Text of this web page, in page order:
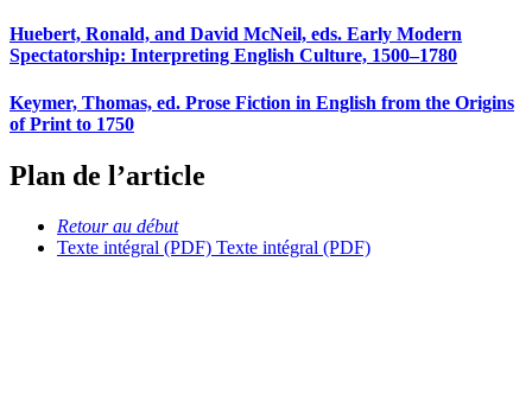
Huebert, Ronald, and David McNeil, eds. Early Modern
Spectatorship: Interpreting English Culture, 1500–1780
Keymer, Thomas, ed. Prose Fiction in English from the Origins
of Print to 1750
Plan de l’article
Retour au début
Texte intégral (PDF) Texte intégral (PDF)